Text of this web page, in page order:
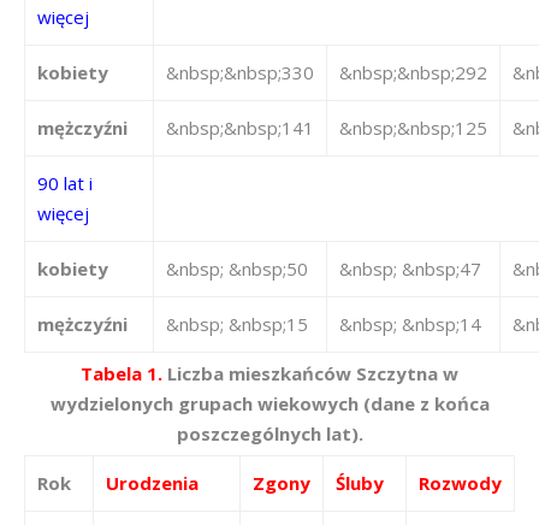
więcej
kobiety &nbsp;&nbsp;330 &nbsp;&nbsp;292
mężczyźni &nbsp;&nbsp;141 &nbsp;&nbsp;125
90 lat i
więcej
kobiety &nbsp; &nbsp;50 &nbsp; &nbsp;47
mężczyźni &nbsp; &nbsp;15 &nbsp; &nbsp;14
Tabela 1. Liczba mieszkańców Szczytna w
wydzielonych grupach wiekowych (dane z końca
poszczególnych lat).
Rok Urodzenia Zgony Śluby Rozwody